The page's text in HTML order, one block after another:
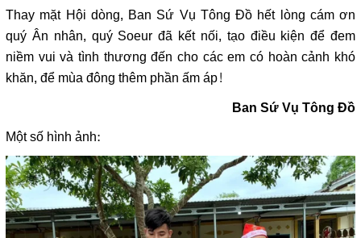
Thay mặt Hội dòng, Ban Sứ Vụ Tông Đồ hết lòng cám ơn
quý Ân nhân, quý Soeur đã kết nối, tạo điều kiện để đem
niềm vui và tình thương đến cho các em có hoàn cảnh khó
khăn, để mùa đông thêm phần ấm áp!
Ban Sứ Vụ Tông Đồ
Một số hình ảnh: